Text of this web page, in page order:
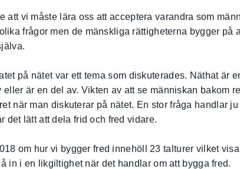
att vi måste lära oss att acceptera varandra som
frågor men de mänskliga rättigheterna bygger på
på nätet var ett tema som diskuterades. Näthat är
eller är en del av. Vikten av att se människan bakom
när man diskuterar på nätet. En stor fråga handlar
det lätt att dela frid och fred vidare.
om hur vi bygger fred innehöll 23 talturer vilket
in i en likgiltighet när det handlar om att bygga fred.